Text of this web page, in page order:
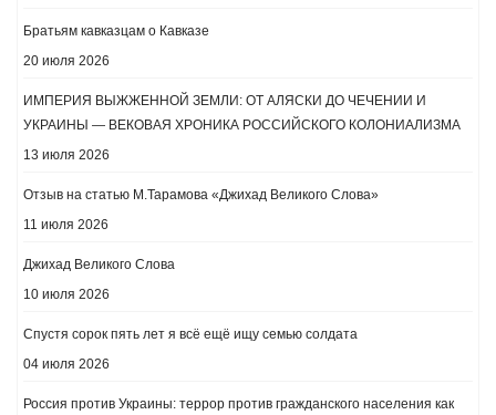
Братьям кавказцам о Кавказе
20 июля 2026
ИМПЕРИЯ ВЫЖЖЕННОЙ ЗЕМЛИ: ОТ АЛЯСКИ ДО ЧЕЧЕНИИ И
УКРАИНЫ — ВЕКОВАЯ ХРОНИКА РОССИЙСКОГО КОЛОНИАЛИЗМА
13 июля 2026
Отзыв на статью М.Тарамова «Джихад Великого Слова»
11 июля 2026
Джихад Великого Слова
10 июля 2026
Спустя сорок пять лет я всё ещё ищу семью солдата
04 июля 2026
Россия против Украины: террор против гражданского населения как